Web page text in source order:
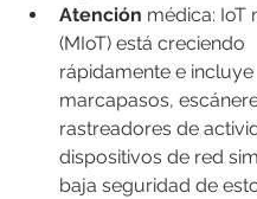
Atención médica: IoT
(MIoT) está creciendo
rápidamente e incluye
marcapasos,
rastreadores de
dispositivos de red
baja seguridad de